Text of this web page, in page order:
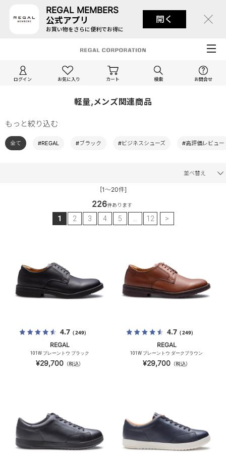
REGAL MEMBERS
公式アプリ
お買い物をさらに便利でお得に
開く
ログイン お気に入り カート 検索 お問合せ
軽量,メンズ関連商品
もっと絞り込む
全て #REGAL #ブラック #ビジネスシューズ #高評価レビュー
並べ替え
[1～20件]
226件あります
1 2 3 4 5 … 12 >
4.7（249）
REGAL
101W プレーントウ ブラック
¥29,700（税込）
4.7（249）
REGAL
101W プレーントウ ダークブラウン
¥29,700（税込）